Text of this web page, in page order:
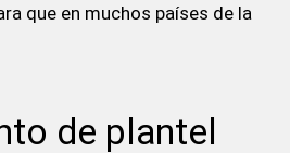
que en muchos países de la
de plantel